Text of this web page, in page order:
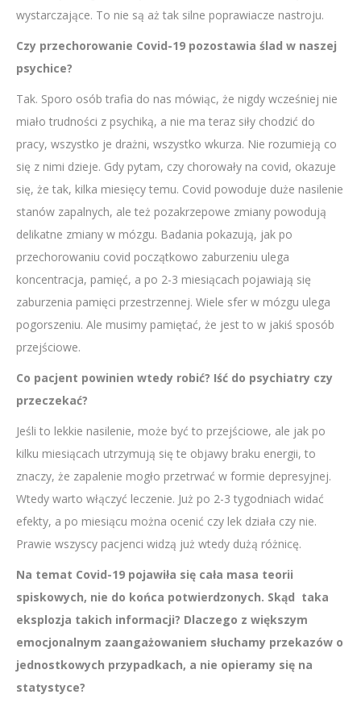
wystarczające. To nie są aż tak silne poprawiacze nastroju.
Czy przechorowanie Covid-19 pozostawia ślad w naszej
psychice?
Tak. Sporo osób trafia do nas mówiąc, że nigdy wcześniej nie
miało trudności z psychiką, a nie ma teraz siły chodzić do
pracy, wszystko je drażni, wszystko wkurza. Nie rozumieją co
się z nimi dzieje. Gdy pytam, czy chorowały na covid, okazuje
się, że tak, kilka miesięcy temu. Covid powoduje duże nasilenie
stanów zapalnych, ale też pozakrzepowe zmiany powodują
delikatne zmiany w mózgu. Badania pokazują, jak po
przechorowaniu covid początkowo zaburzeniu ulega
koncentracja, pamięć, a po 2-3 miesiącach pojawiają się
zaburzenia pamięci przestrzennej. Wiele sfer w mózgu ulega
pogorszeniu. Ale musimy pamiętać, że jest to w jakiś sposób
przejściowe.
Co pacjent powinien wtedy robić? Iść do psychiatry czy
przeczekać?
Jeśli to lekkie nasilenie, może być to przejściowe, ale jak po
kilku miesiącach utrzymują się te objawy braku energii, to
znaczy, że zapalenie mogło przetrwać w formie depresyjnej.
Wtedy warto włączyć leczenie. Już po 2-3 tygodniach widać
efekty, a po miesiącu można ocenić czy lek działa czy nie.
Prawie wszyscy pacjenci widzą już wtedy dużą różnicę.
Na temat Covid-19 pojawiła się cała masa teorii
spiskowych, nie do końca potwierdzonych. Skąd taka
eksplozja takich informacji? Dlaczego z większym
emocjonalnym zaangażowaniem słuchamy przekazów o
jednostkowych przypadkach, a nie opieramy się na
statystyce?